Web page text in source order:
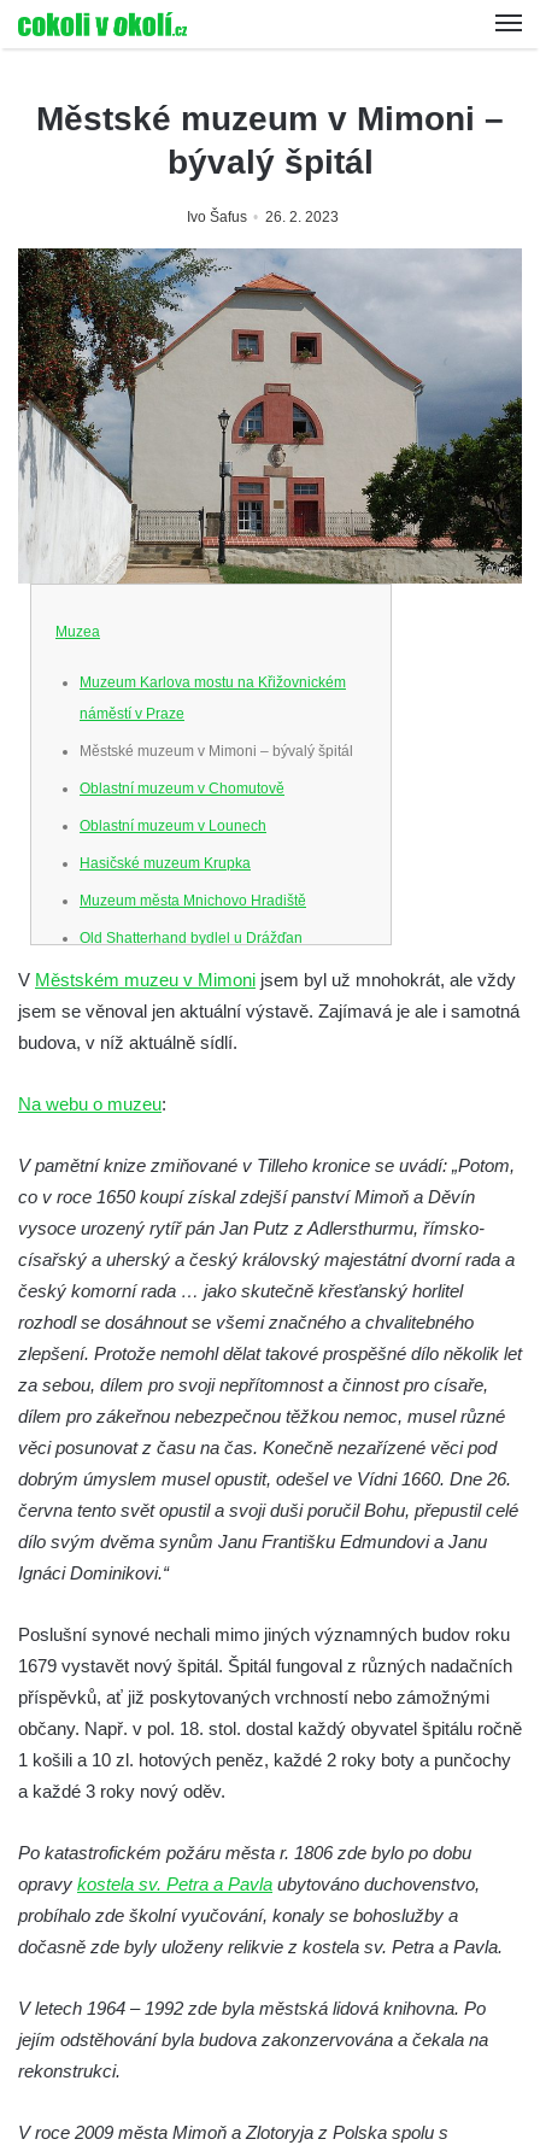
Městské muzeum v Mimoni –
bývalý špitál
Ivo Šafus 26. 2. 2023
Muzea
Muzeum Karlova mostu na Křižovnickém
náměstí v Praze
Městské muzeum v Mimoni – bývalý špitál
Oblastní muzeum v Chomutově
Oblastní muzeum v Lounech
Hasičské muzeum Krupka
Muzeum města Mnichovo Hradiště
Old Shatterhand bydlel u Drážďan
Venkovské zemědělské muzeum v Srbské
Kamenici
Muzeum hodin v Klášterci nad Ohří
Novoveské muzeum (Nová Ves v Horách)
Muzeum města Ústí nad Labem
Muzeum Dippoldiswalde
Královská mincovna v Jáchymově –
muzeum
Muzeum vitráží v kostele svatého Jiljí v
Libyni
Vlastivědné muzeum a galerie v České
Lípě
Sklářské muzeum Nový Bor
Městské muzeum v Mimoni – Expedice
středověk
Památník Karla Hynka Máchy v Doksech
Muzeum výroby dřevěných hraček DETOA
Albrechtice s.r.o.
Oblastní muzeum v Mostě
Městské muzeum Františkovy Lázně
Hornické muzeum Krásno (areál cínového
dolu Vilém)
(Muzeum lesnictví, myslivosti a rybářství)
Muzeum vozidel, techniky a řemesel v
Pořežanech
V Městském muzeu v Mimoni jsem byl už mnohokrát, ale vždy
jsem se věnoval jen aktuální výstavě. Zajímavá je ale i samotná
budova, v níž aktuálně sídlí.
Na webu o muzeu:
V pamětní knize zmiňované v Tilleho kronice se uvádí: „Potom,
co v roce 1650 koupí získal zdejší panství Mimoň a Děvín
vysoce urozený rytíř pán Jan Putz z Adlersthurmu, římsko-
císařský a uherský a český královský majestátní dvorní rada a
český komorní rada … jako skutečně křesťanský horlitel
rozhodl se dosáhnout se všemi značného a chvalitebného
zlepšení. Protože nemohl dělat takové prospěšné dílo několik let
za sebou, dílem pro svoji nepřítomnost a činnost pro císaře,
dílem pro zákeřnou nebezpečnou těžkou nemoc, musel různé
věci posunovat z času na čas. Konečně nezařízené věci pod
dobrým úmyslem musel opustit, odešel ve Vídni 1660. Dne 26.
června tento svět opustil a svoji duši poručil Bohu, přepustil celé
dílo svým dvěma synům Janu Františku Edmundovi a Janu
Ignáci Dominikovi.“
Poslušní synové nechali mimo jiných významných budov roku
1679 vystavět nový špitál. Špitál fungoval z různých nadačních
příspěvků, ať již poskytovaných vrchností nebo zámožnými
občany. Např. v pol. 18. stol. dostal každý obyvatel špitálu ročně
1 košili a 10 zl. hotových peněz, každé 2 roky boty a punčochy
a každé 3 roky nový oděv.
Po katastrofickém požáru města r. 1806 zde bylo po dobu
opravy kostela sv. Petra a Pavla ubytováno duchovenstvo,
probíhalo zde školní vyučování, konaly se bohoslužby a
dočasně zde byly uloženy relikvie z kostela sv. Petra a Pavla.
V letech 1964 – 1992 zde byla městská lidová knihovna. Po
jejím odstěhování byla budova zakonzervována a čekala na
rekonstrukci.
V roce 2009 města Mimoň a Zlotoryja z Polska spolu s